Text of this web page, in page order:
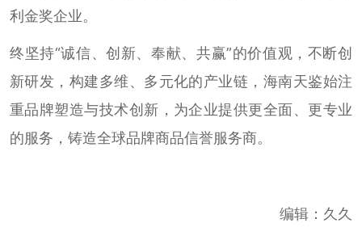
利金奖企业。
终坚持“诚信、创新、奉献、共赢”的价值观，不断创
新研发，构建多维、多元化的产业链，海南天鉴始注
重品牌塑造与技术创新，为企业提供更全面、更专业
的服务，铸造全球品牌商品信誉服务商。
编辑：久久